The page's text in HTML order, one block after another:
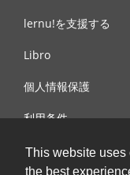
This website uses
the best
lernu!を支援する
Libro
個人情報保護
利用条件
お問合せ